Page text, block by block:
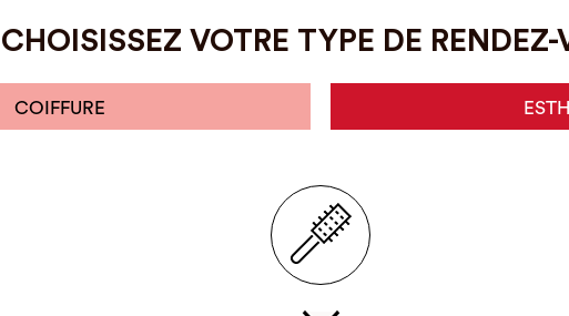
CHOISISSEZ VOTRE TYPE DE RENDEZ-
COIFFURE